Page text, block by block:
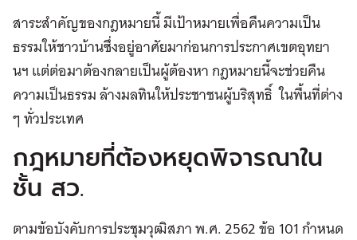
สาระสำคัญของกฎหมายนี้ มีเป้าหมายเพื่อคืนความเป็น
ธรรมให้ชาวบ้านซึ่งอยู่อาศัยมาก่อนการประกาศเขตอุทยา
นฯ แต่ต่อมาต้องกลายเป็นผู้ต้องหา กฎหมายนี้จะช่วยคืน
ความเป็นธรรม ล้างมลทินให้ประชาชนผู้บริสุทธิ์ ในพื้นที่ต่าง
ๆ ทั่วประเทศ
กฎหมายที่ต้องหยุดพิจารณาใน
ชั้น สว.
ตามข้อบังคับการประชุมวุฒิสภา พ.ศ. 2562 ข้อ 101 กำหนด